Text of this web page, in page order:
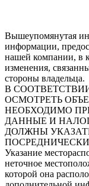
Вышеупомянутая
информации,
нашей компании, в
изменения,
стороны владельца.
В
ОСМОТРЕТЬ
НЕОБХОДИМО
ДАННЫЕ И
ДОЛЖНЫ
Указание
неточное
которой она